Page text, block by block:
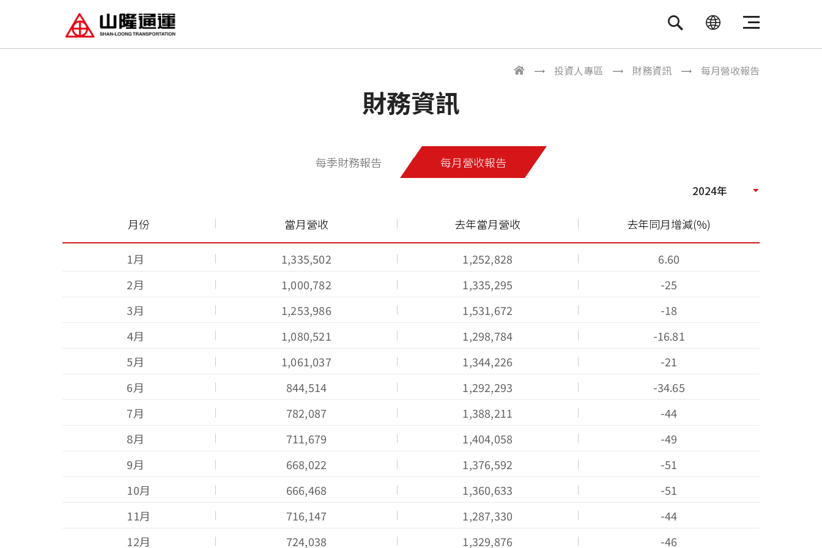
油品客戶查詢 會員卡查詢 供應商查詢 貨態查詢
投資人專區 財務資訊 每月營收報告
財務資訊
每季財務報告 每月營收報告
2024年
月份 當月營收 去年當月營收 去年同月增減(%)
1月 1,335,502 1,252,828
6.60
2月
1,000,782 1,335,295
-25
3月
1,253,986 1,531,672
-18
4月
1,080,521 1,298,784
-16.81
5月
1,061,037 1,344,226
-21
6月
844,514 1,292,293
-34.65
7月
782,087 1,388,211
-44
8月
711,679 1,404,058
-49
9月
668,022 1,376,592
-51
10月
666,468 1,360,633
-51
11月
716,147 1,287,330
-44
12月
724,038 1,329,876 -46